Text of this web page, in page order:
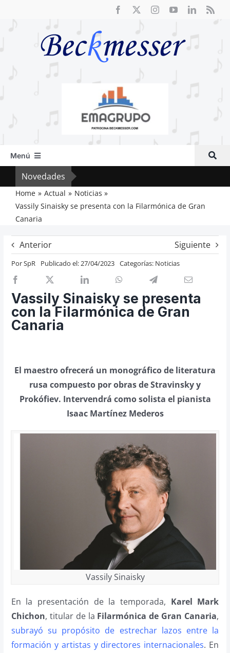
Menú
Inicio
Actual
Artículos
Previos de ópera
Entrevistas
Recomendación
Cosas de Beckmesser
Nosotros y privacidad
Buscar:
Novedades
Home Actual
Noticias
Vassily Sinaisky se presenta con la Filarmónica de Gran
Canaria
Anterior Siguiente
PorSpR Publicado el: 27/04/2023 Categorías: Noticias
Vassily Sinaisky se presenta
con la Filarmónica de Gran
Canaria
El maestro ofrecerá un monográfico de literatura
rusa compuesto por obras de Stravinsky y
Prokófiev. Intervendrá como solista el pianista
Isaac Martínez Mederos
Vassily Sinaisky
En la presentación de la temporada, Karel Mark
Chichon, titular de la Filarmónica de Gran Canaria,
subrayó su propósito de estrechar lazos entre la
formación y artistas y directores internacionales. En